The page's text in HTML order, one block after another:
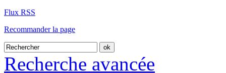
Flux RSS
Recommander la page
Recherche avancée